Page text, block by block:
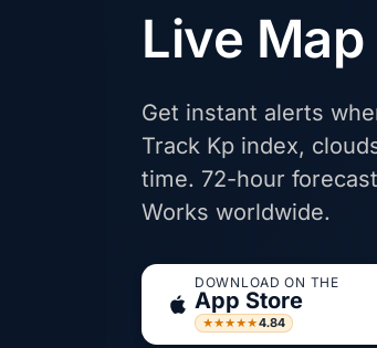
Live
Get instant alerts
Track Kp index,
time. 72-hour
Works worldwide.
DOWNLOAD ON THE
App Store
★★★★★4.84